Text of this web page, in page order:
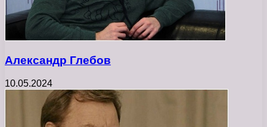
Александр Глебов
10.05.2024